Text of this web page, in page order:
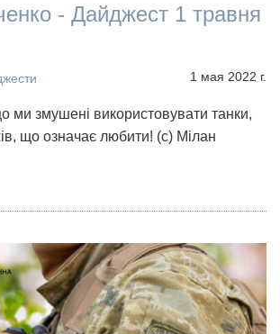
- Дайджест 1 травня
1 мая 2022 г.
ми змушені використовувати танки,
що означає любити! (с) Мілан